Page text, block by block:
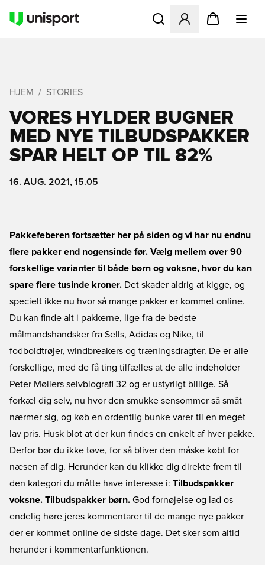
Åbner en Modal til at
HJEM STORIES
VORES HYLDER BUGNER
MED NYE TILBUDSPAKKER 
SPAR HELT OP TIL 82%
16. AUG. 2021, 15.05
Pakkefeberen fortsætter her på siden og vi har nu endnu
flere pakker end nogensinde før. Vælg mellem over 90
forskellige varianter til både børn og voksne, hvor du kan
spare flere tusinde kroner. Det skader aldrig at kigge, og
specielt ikke nu hvor så mange pakker er kommet online.
Du kan finde alt i pakkerne, lige fra de bedste
målmandshandsker fra Sells, Adidas og Nike, til
fodboldtrøjer, windbreakers og træningsdragter. De er alle
forskellige, med de få ting tilfælles at de alle indeholder
Peter Møllers selvbiografi 32 og er ustyrligt billige. Så
forkæl dig selv, nu hvor den smukke sensommer så småt
nærmer sig, og køb en ordentlig bunke varer til en meget
lav pris. Husk blot at der kun findes en enkelt af hver pakke.
Derfor bør du ikke tøve, for så bliver den måske købt for
næsen af dig. Herunder kan du klikke dig direkte frem til
den kategori du måtte have interesse i: Tilbudspakker
voksne. Tilbudspakker børn. God fornøjelse og lad os
endelig høre jeres kommentarer til de mange nye pakker
der er kommet online de sidste dage. Det sker som altid
herunder i kommentarfunktionen.